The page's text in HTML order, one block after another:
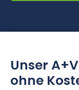
Unser
ohne